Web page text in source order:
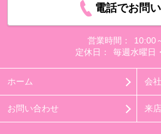
電話でお問
営業時間：
10:00
定休日：
毎週水曜日
ホーム 会
お問い合わせ 来